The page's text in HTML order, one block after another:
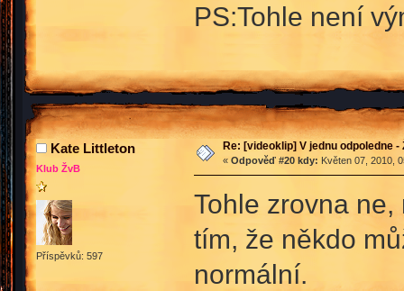
PS:Tohle není
Kate Littleton
Klub ŽvB
Příspěvků: 597
Re: [videoklip] V jednu odpoledne
« Odpověď #20 kdy: Květen 07, 2010,
Tohle zrovna
tím, že někdo
normální.